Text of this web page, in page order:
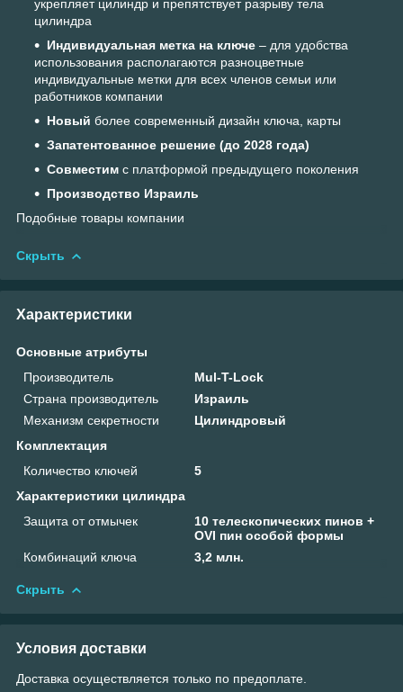
укрепляет цилиндр и препятствует разрыву тела
цилиндра
Индивидуальная метка на ключе – для удобства
использования располагаются разноцветные
индивидуальные метки для всех членов семьи или
работников компании
Новый более современный дизайн ключа, карты
Запатентованное решение (до 2028 года)
Совместим с платформой предыдущего поколения
Производство Израиль
Подобные товары компании
Скрыть
Характеристики
Основные атрибуты
Производитель
Mul-T-Lock
Страна производитель
Израиль
Механизм секретности
Цилиндровый
Комплектация
Количество ключей
5
Характеристики цилиндра
Защита от отмычек
10 телескопических пинов +
OVI пин особой формы
Комбинаций ключа
3,2 млн.
Скрыть
Условия доставки
Доставка осуществляется только по предоплате.